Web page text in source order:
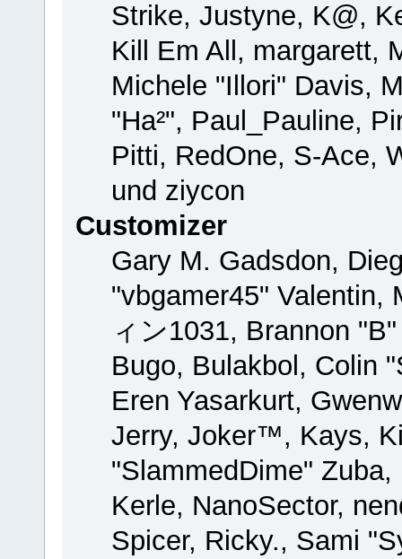
Strike, Justyne, K@,
Kill Em All, margarett,
Michele "Illori" Davis,
"Ha²", Paul_Pauline,
Pitti, RedOne, S-Ace,
und ziycon
Customizer
Gary M. Gadsdon,
"vbgamer45"
ィン1031, Brannon
Bugo, Bulakbol, Colin
Eren Yasarkurt,
Jerry, Joker™, Kays,
"SlammedDime"
Kerle, NanoSector,
Spicer, Ricky., Sami